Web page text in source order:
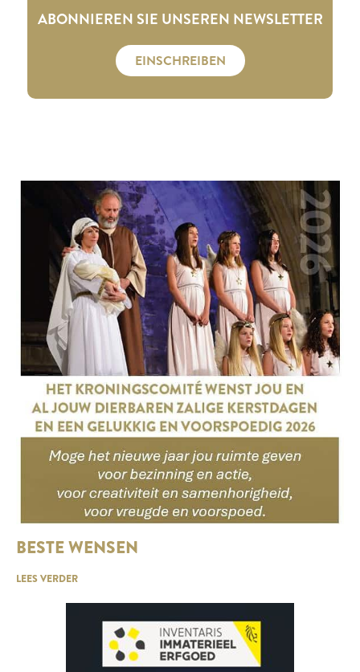
ABONNIEREN SIE UNSEREN NEWSLETTER
EINSCHREIBEN
BESTE WENSEN
LEES VERDER